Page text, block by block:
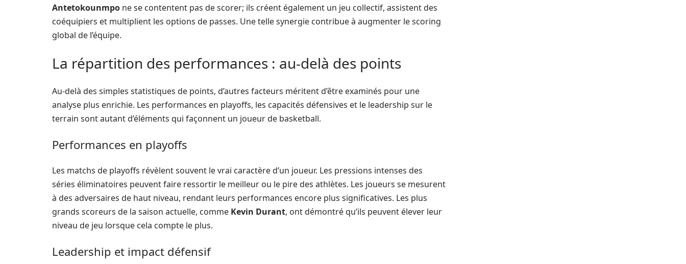
Antetokounmpo ne se contentent pas de scorer; ils créent également un jeu collectif, assistent des
coéquipiers et multiplient les options de passes. Une telle synergie contribue à augmenter le scoring
global de l’équipe.
La répartition des performances : au-delà des points
Au-delà des simples statistiques de points, d’autres facteurs méritent d’être examinés pour une
analyse plus enrichie. Les performances en playoffs, les capacités défensives et le leadership sur le
terrain sont autant d’éléments qui façonnent un joueur de basketball.
Performances en playoffs
Les matchs de playoffs révèlent souvent le vrai caractère d’un joueur. Les pressions intenses des
séries éliminatoires peuvent faire ressortir le meilleur ou le pire des athlètes. Les joueurs se mesurent
à des adversaires de haut niveau, rendant leurs performances encore plus significatives. Les plus
grands scoreurs de la saison actuelle, comme Kevin Durant, ont démontré qu’ils peuvent élever leur
niveau de jeu lorsque cela compte le plus.
Leadership et impact défensif